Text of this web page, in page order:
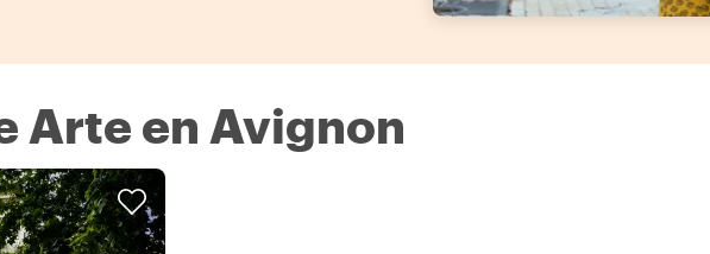
Arte en Avignon